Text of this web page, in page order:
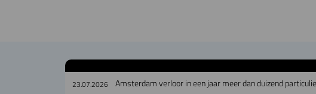
23.07.2026 Amsterdam verloor in een jaar meer dan duizend